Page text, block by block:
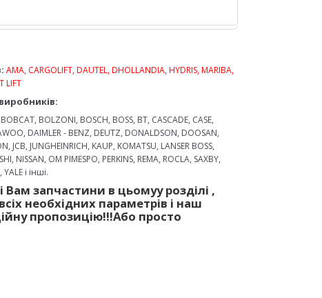
AMA, CARGOLIFT, DAUTEL, DHOLLANDIA, HYDRIS, MARIBA,
LIFT
BOLZONI, BOSCH, BOSS, BT, CASCADE, CASE,
DAIMLER - BENZ, DEUTZ, DONALDSON, DOOSAN,
JCB, JUNGHEINRICH, KAUP, KOMATSU, LANSER BOSS,
NISSAN, OM PIMESPO, PERKINS, REMA, ROCLA, SAXBY,
і інші.
Вам запчастини в цьомуу розділі ,
всіх необхідних параметрів і наш
пропозицію!!!Або просто